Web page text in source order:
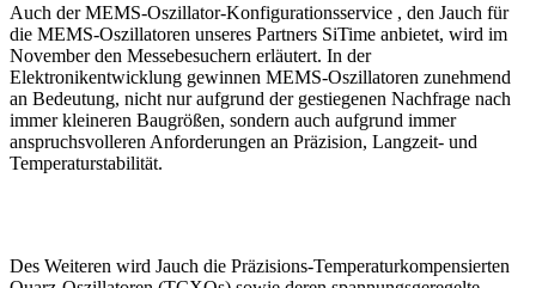
Auch der MEMS-Oszillator-Konfigurationsservice , den Jauch für
die MEMS-Oszillatoren unseres Partners SiTime anbietet, wird im
November den Messebesuchern erläutert. In der
Elektronikentwicklung gewinnen MEMS-Oszillatoren zunehmend
an Bedeutung, nicht nur aufgrund der gestiegenen Nachfrage nach
immer kleineren Baugrößen, sondern auch aufgrund immer
anspruchsvolleren Anforderungen an Präzision, Langzeit- und
Temperaturstabilität.
Des Weiteren wird Jauch die Präzisions-Temperaturkompensierten